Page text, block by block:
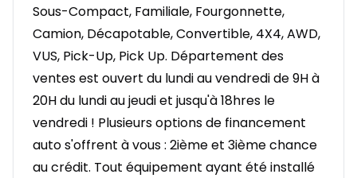
Sous-Compact, Familiale, Fourgonnette,
Camion, Décapotable, Convertible, 4X4, AWD,
VUS, Pick-Up, Pick Up. Département des
ventes est ouvert du lundi au vendredi de 9H à
20H du lundi au jeudi et jusqu'à 18hres le
vendredi ! Plusieurs options de financement
auto s'offrent à vous : 2ième et 3ième chance
au crédit. Tout équipement ayant été installé